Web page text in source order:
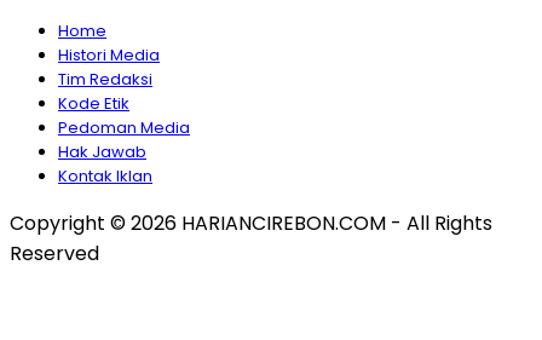
Home
Histori Media
Tim Redaksi
Kode Etik
Pedoman Media
Hak Jawab
Kontak Iklan
Copyright © 2026 HARIANCIREBON.COM - All Rights
Reserved